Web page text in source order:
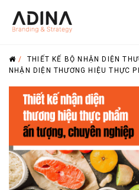
/THIẾT KẾ BỘ NHẬN DIỆN
NHẬN DIỆN THƯƠNG HIỆU THỰC